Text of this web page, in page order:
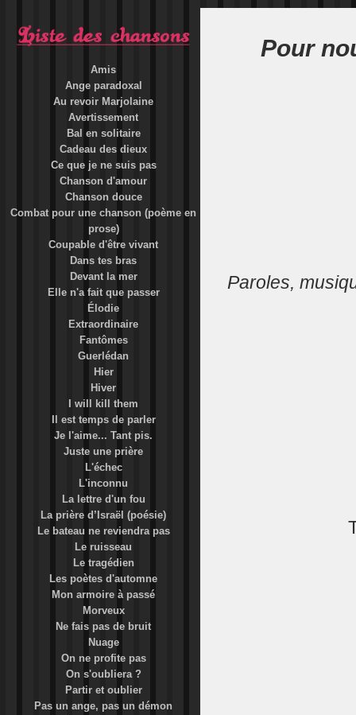
Amis
Ange paradoxal
Au revoir Marjolaine
Avertissement
Bal en solitaire
Cadeau des dieux
Ce que je ne suis pas
Chanson d'amour
Chanson douce
Combat pour une chanson (poème en
prose)
Coupable d'être vivant
Dans tes bras
Devant la mer
Elle n'a fait que passer
Élodie
Extraordinaire
Fantômes
Guerlédan
Hier
Hiver
I will kill them
Il est temps de parler
Je l'aime... Tant pis.
Juste une prière
L'échec
L'inconnu
La lettre d'un fou
La prière d’Israël (poésie)
Le bateau ne reviendra pas
Le ruisseau
Le tragédien
Les poètes d'automne
Mon armoire à passé
Morveux
Ne fais pas de bruit
Nuage
On ne profite pas
On s'oubliera ?
Partir et oublier
Pas un ange, pas un démon
Pour
Paroles,